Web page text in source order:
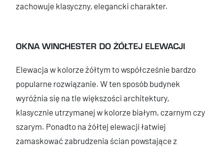
zachowuje klasyczny, elegancki charakter.
OKNA WINCHESTER DO ŻÓŁTEJ ELEWACJI
Elewacja w kolorze żółtym to współcześnie bardzo
popularne rozwiązanie. W ten sposób budynek
wyróżnia się na tle większości architektury,
klasycznie utrzymanej w kolorze białym, czarnym czy
szarym. Ponadto na żółtej elewacji łatwiej
zamaskować zabrudzenia ścian powstające z